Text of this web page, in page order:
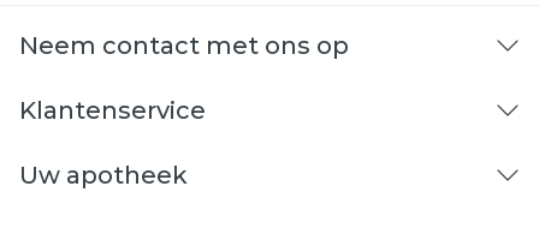
Neem contact met ons op
Klantenservice
Uw apotheek